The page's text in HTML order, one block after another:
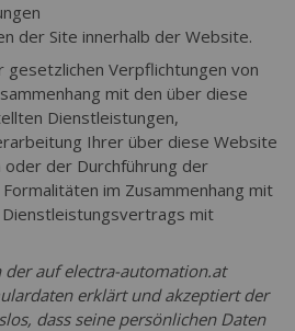
der Site innerhalb der Website.
gesetzlichen Verpflichtungen von
mit den über diese
Dienstleistungen,
Ihrer über diese Website
der Durchführung der
im Zusammenhang mit
Dienstleistungsvertrags mit
auf electra-automation.at
erklärt und akzeptiert der
dass seine persönlichen Daten